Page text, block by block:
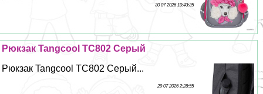
30 07 2026 10:43:35
Рюкзак Tangcool TC802 Серый
Рюкзак Tangcool TC802 Серый...
29 07 2026 2:28:55